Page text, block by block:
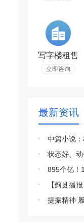
写字楼租售
立即咨询
最新资讯
中篇小说
状态好、
895个亿！
【蓟县播
提振精神